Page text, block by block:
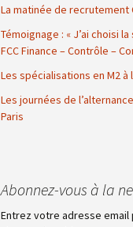
La matinée de recrutement
Témoignage : « J’ai choisi
FCC Finance – Contrôle –
Les spécialisations en M2 à
Les journées de
Paris
Abonnez-vous à la
Entrez votre adresse email